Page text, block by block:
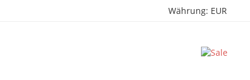
Währung: EUR